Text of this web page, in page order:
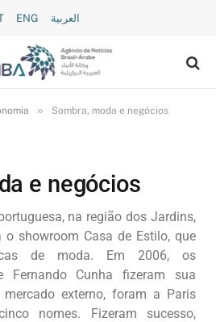
ENG العربية
» Sombra, moda e negócios
e negócios
na região dos Jardins,
o showroom Casa de Estilo, que
de moda. Em 2006, os
Fernando Cunha fizeram sua
externo, foram a Paris
nomes. Fizeram sucesso,